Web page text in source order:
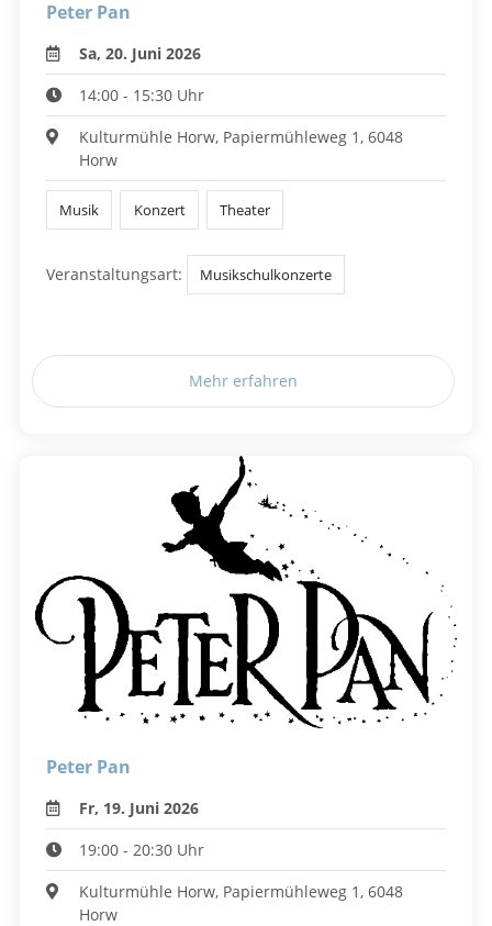
Peter Pan
Sa, 20. Juni 2026
14:00 - 15:30 Uhr
Kulturmühle Horw, Papiermühleweg 1, 6048
Horw
Musik Konzert Theater
Veranstaltungsart: Musikschulkonzerte
Mehr erfahren
Peter Pan
Fr, 19. Juni 2026
19:00 - 20:30 Uhr
Kulturmühle Horw, Papiermühleweg 1, 6048
Horw